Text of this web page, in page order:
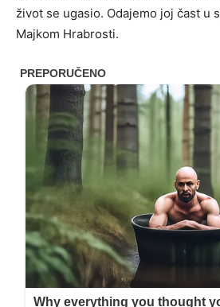
život se ugasio. Odajemo joj čast u
Majkom Hrabrosti.